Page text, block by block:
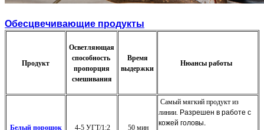
Обесцвечивающие продукты
Продукт
Осветляющая
способность
пропорция
смешивания
Время
выдержки
Нюансы работы
Белый порошок 4-5 УГТ/1:2 50 мин
Самый мягкий продукт из
линии. Разрешен в работе с
кожей головы.